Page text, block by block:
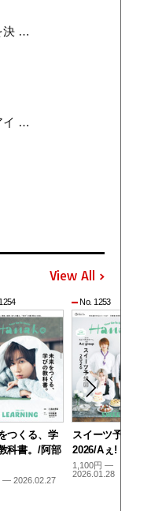
決 …
イ …
View All
つくる、学
科書。/阿部
— 2026.02.27
No. 1253
スイーツ予想図
2026/Aぇ! grou …
1,100円 —
2026.01.28